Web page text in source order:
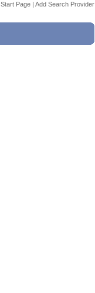
Start Page | Add Search Provider